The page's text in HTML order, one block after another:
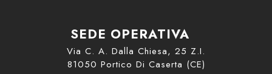
SEDE OPERATIVA
Via C. A. Dalla Chiesa, 25 Z.I.
81050 Portico Di Caserta (CE)